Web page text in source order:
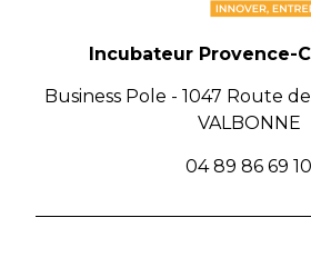
Incubateur Provence-
Business Pole - 1047 Route
VALBONNE
04 89 86 69 10